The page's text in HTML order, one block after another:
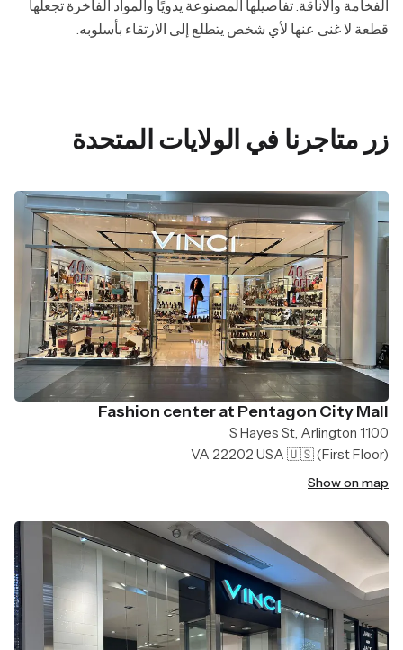
الفخامة والأناقة. تفاصيلها المصنوعة يدويًا والمواد الفاخرة تجعلها
قطعة لا غنى عنها لأي شخص يتطلع إلى الارتقاء بأسلوبه.
زر متاجرنا في الولايات المتحدة
Fashion center at Pentagon City Mall
1100 S Hayes St, Arlington
VA 22202 USA 🇺🇸(First Floor)
Show on map